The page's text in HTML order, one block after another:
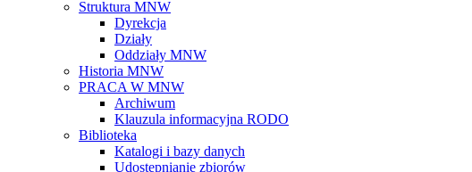
Struktura MNW
Dyrekcja
Działy
Oddziały MNW
Historia MNW
PRACA W MNW
Archiwum
Klauzula informacyjna RODO
Biblioteka
Katalogi i bazy danych
Udostępnianie zbiorów